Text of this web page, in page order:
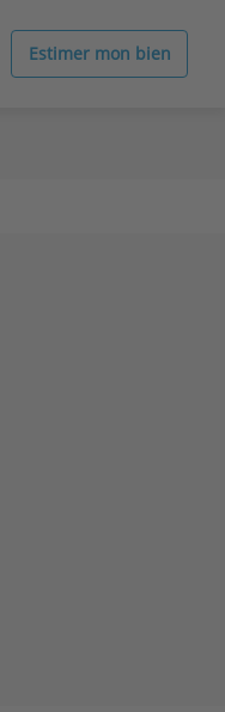
Estimer mon bien